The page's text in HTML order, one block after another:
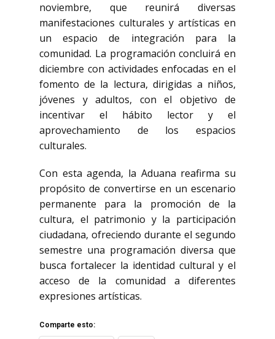
noviembre, que reunirá diversas
manifestaciones culturales y artísticas en
un espacio de integración para la
comunidad. La programación concluirá en
diciembre con actividades enfocadas en el
fomento de la lectura, dirigidas a niños,
jóvenes y adultos, con el objetivo de
incentivar el hábito lector y el
aprovechamiento de los espacios
culturales.
Con esta agenda, la Aduana reafirma su
propósito de convertirse en un escenario
permanente para la promoción de la
cultura, el patrimonio y la participación
ciudadana, ofreciendo durante el segundo
semestre una programación diversa que
busca fortalecer la identidad cultural y el
acceso de la comunidad a diferentes
expresiones artísticas.
Comparte esto: